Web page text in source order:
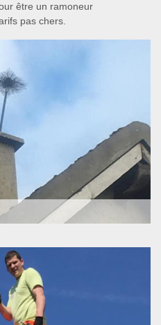
être un ramoneur
pas chers.